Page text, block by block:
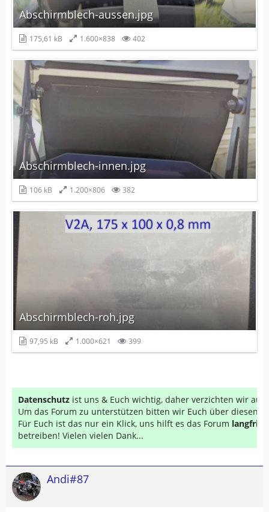
Abschirmblech-aussen.jpg
175,61 kB 1.600×838 402
Abschirmblech-innen.jpg
106 kB 1.200×806 382
Abschirmblech-roh.jpg
97,95 kB 1.000×621 399
Datenschutz ist uns & Euch wichtig, daher verzichten wir auf
Um das Forum zu unterstützen bitten wir Euch über diesen
Für Euch ist das nur ein Klick, uns hilft es das Forum
betreiben! Vielen vielen Dank...
Andi#87